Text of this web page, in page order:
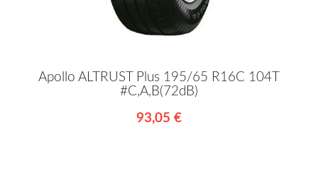
Apollo ALTRUST Plus 195/65 R16C 104T
#C,A,B(72dB)
93,05 €